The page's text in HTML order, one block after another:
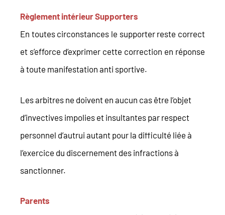
Règlement intérieur Supporters
En toutes circonstances le supporter reste correct
et s’efforce d’exprimer cette correction en réponse
à toute manifestation anti sportive.
Les arbitres ne doivent en aucun cas être l’objet
d’invectives impolies et insultantes par respect
personnel d’autrui autant pour la difficulté liée à
l’exercice du discernement des infractions à
sanctionner.
Parents